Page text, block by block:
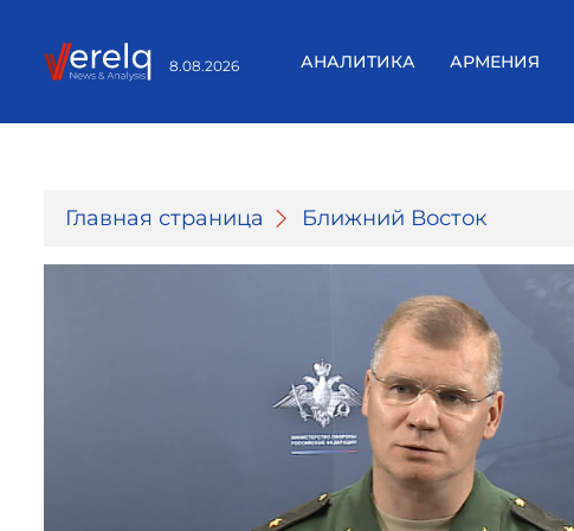
8.08.2026 АНАЛИТИКА АРМЕНИЯ
Главная страница Ближний Восток